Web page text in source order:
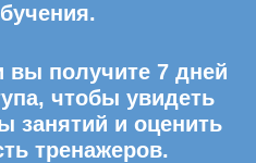
вы получите 7 дней
чтобы увидеть
занятий и оценить
тренажеров.